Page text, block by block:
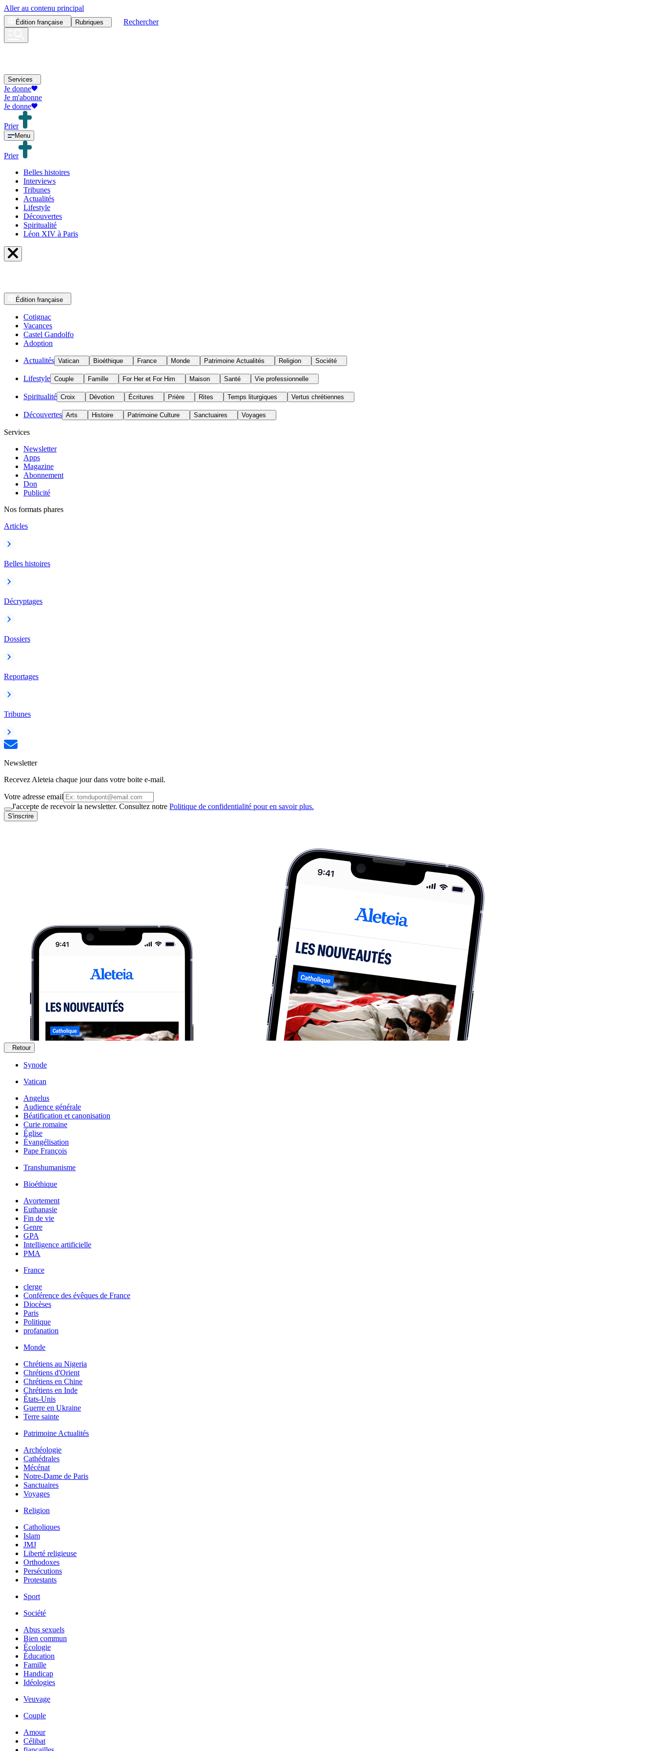
Aller au contenu principal
Édition française Rubriques Rechercher
Services
Je donne
Je m'abonne
Je donne
Prier
Menu
Prier
Belles histoires
Interviews
Tribunes
Actualités
Lifestyle
Découvertes
Spiritualité
Léon XIV à Paris
Édition française
Cotignac
Vacances
Castel Gandolfo
Adoption
Actualités Vatican Bioéthique France Monde Patrimoine Actualités Religion Société
Lifestyle Couple Famille For Her et For Him Maison Santé Vie professionnelle
Spiritualité Croix Dévotion Écritures Prière Rites Temps liturgiques Vertus chrétiennes
Découvertes Arts Histoire Patrimoine Culture Sanctuaires Voyages
Services
Newsletter
Apps
Magazine
Abonnement
Don
Publicité
Nos formats phares
Articles
Belles histoires
Décryptages
Dossiers
Reportages
Tribunes
Newsletter
Recevez Aleteia chaque jour dans votre boite e-mail.
Votre adresse email
J'accepte de recevoir la newsletter. Consultez notre Politique de confidentialité pour en savoir plus.
S'inscrire
Retour
Synode
Vatican
Angelus
Audience générale
Béatification et canonisation
Curie romaine
Église
Évangélisation
Pape François
Transhumanisme
Bioéthique
Avortement
Euthanasie
Fin de vie
Genre
GPA
Intelligence artificielle
PMA
France
clerge
Conférence des évêques de France
Diocèses
Paris
Politique
profanation
Monde
Chrétiens au Nigeria
Chrétiens d'Orient
Chrétiens en Chine
Chrétiens en Inde
États-Unis
Guerre en Ukraine
Terre sainte
Patrimoine Actualités
Archéologie
Cathédrales
Mécénat
Notre-Dame de Paris
Sanctuaires
Voyages
Religion
Catholiques
Islam
JMJ
Liberté religieuse
Orthodoxes
Persécutions
Protestants
Sport
Société
Abus sexuels
Bien commun
Écologie
Éducation
Famille
Handicap
Idéologies
Veuvage
Couple
Amour
Célibat